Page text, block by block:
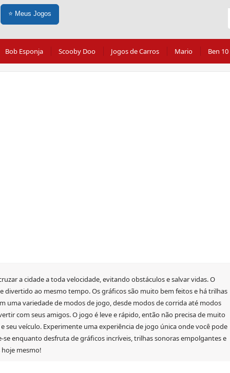
⭐ Meus Jogos
Bob Esponja Scooby Doo Jogos de Carros Mario Ben 10
a cidade a toda velocidade, evitando obstáculos e salvar vidas. O
divertido ao mesmo tempo. Os gráficos são muito bem feitos e há trilhas
uma variedade de modos de jogo, desde modos de corrida até modos
com seus amigos. O jogo é leve e rápido, então não precisa de muito
seu veículo. Experimente uma experiência de jogo única onde você pode
enquanto desfruta de gráficos incríveis, trilhas sonoras empolgantes e
mesmo!